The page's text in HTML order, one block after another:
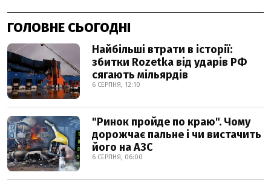
ГОЛОВНЕ СЬОГОДНІ
Найбільші втрати в історії:
збитки Rozetka від ударів РФ
сягають мільярдів
6 СЕРПНЯ, 12:10
"Ринок пройде по краю". Чому
дорожчає пальне і чи вистачить
його на АЗС
6 СЕРПНЯ, 06:00